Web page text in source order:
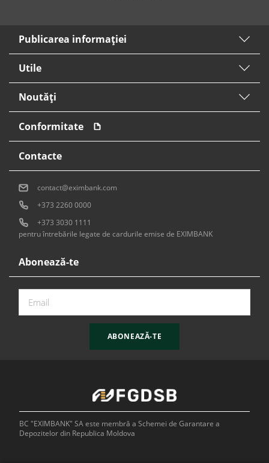
Publicarea informaţiei
Utile
Noutăți
Conformitate
Abonează-te
ABONEAZĂ-TE
Contacte
contact@eximbank.com
+373 2260 0000
+373 3030 1111
pentru întrebările legate de cardurile emise de EXIMBANK
BC "EXIMBANK" SA este membră a Schemei de Garantare a
Depozitelor din Republica Moldova